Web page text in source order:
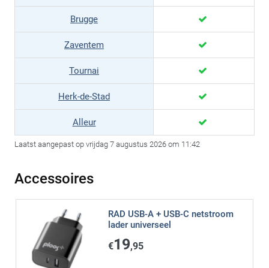
Brugge
Zaventem
Tournai
Herk-de-Stad
Alleur
Laatst aangepast op vrijdag 7 augustus 2026 om 11:42
Accessoires
RAD USB-A + USB-C netstroom
lader universeel
€19,95